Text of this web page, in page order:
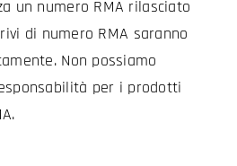
un numero RMA rilasciato
di numero RMA saranno
Non possiamo
per i prodotti